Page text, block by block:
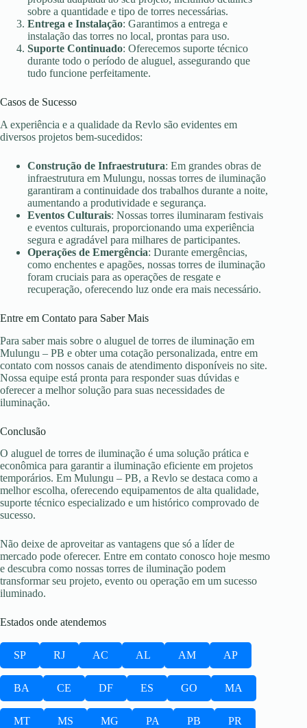
sobre a quantidade e tipo de torres necessárias.
Entrega e Instalação: Garantimos a entrega e
instalação das torres no local, prontas para uso.
Suporte Continuado: Oferecemos suporte técnico
durante todo o período de aluguel, assegurando que
tudo funcione perfeitamente.
Casos de Sucesso
A experiência e a qualidade da Revlo são evidentes em
diversos projetos bem-sucedidos:
Construção de Infraestrutura: Em grandes obras de
infraestrutura em Mulungu, nossas torres de iluminação
garantiram a continuidade dos trabalhos durante a noite,
aumentando a produtividade e segurança.
Eventos Culturais: Nossas torres iluminaram festivais
e eventos culturais, proporcionando uma experiência
segura e agradável para milhares de participantes.
Operações de Emergência: Durante emergências,
como enchentes e apagões, nossas torres de iluminação
foram cruciais para as operações de resgate e
recuperação, oferecendo luz onde era mais necessário.
Entre em Contato para Saber Mais
Para saber mais sobre o aluguel de torres de iluminação em
Mulungu – PB e obter uma cotação personalizada, entre em
contato com nossos canais de atendimento disponíveis no site.
Nossa equipe está pronta para responder suas dúvidas e
oferecer a melhor solução para suas necessidades de
iluminação.
Conclusão
O aluguel de torres de iluminação é uma solução prática e
econômica para garantir a iluminação eficiente em projetos
temporários. Em Mulungu – PB, a Revlo se destaca como a
melhor escolha, oferecendo equipamentos de alta qualidade,
suporte técnico especializado e um histórico comprovado de
sucesso.
Não deixe de aproveitar as vantagens que só a líder de
mercado pode oferecer. Entre em contato conosco hoje mesmo
e descubra como nossas torres de iluminação podem
transformar seu projeto, evento ou operação em um sucesso
iluminado.
Estados onde atendemos
SP RJ AC AL AM AP
BA CE DF ES GO MA
MT MS MG PA PB PR